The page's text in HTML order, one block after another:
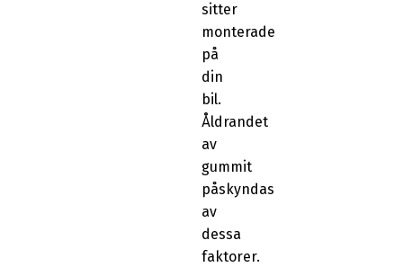
sitter
monterade
på
din
bil.
Åldrandet
av
gummit
påskyndas
av
dessa
faktorer.